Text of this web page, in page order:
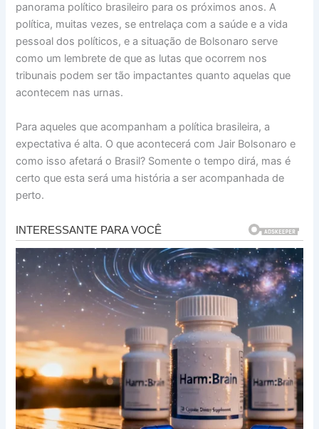
panorama político brasileiro para os próximos anos. A
política, muitas vezes, se entrelaça com a saúde e a vida
pessoal dos políticos, e a situação de Bolsonaro serve
como um lembrete de que as lutas que ocorrem nos
tribunais podem ser tão impactantes quanto aquelas que
acontecem nas urnas.
Para aqueles que acompanham a política brasileira, a
expectativa é alta. O que acontecerá com Jair Bolsonaro e
como isso afetará o Brasil? Somente o tempo dirá, mas é
certo que esta será uma história a ser acompanhada de
perto.